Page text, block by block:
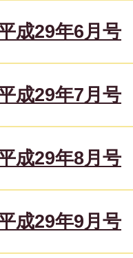
成29年6月号
成29年7月号
成29年8月号
成29年9月号